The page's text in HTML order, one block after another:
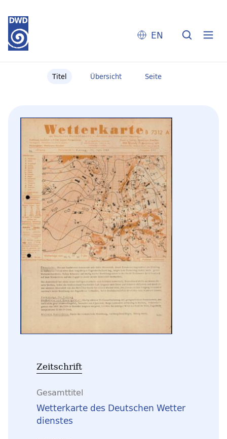
EN
Titel Übersicht Seite
Zeitschrift
Gesamttitel
Wetterkarte des Deutschen Wetter
dienstes